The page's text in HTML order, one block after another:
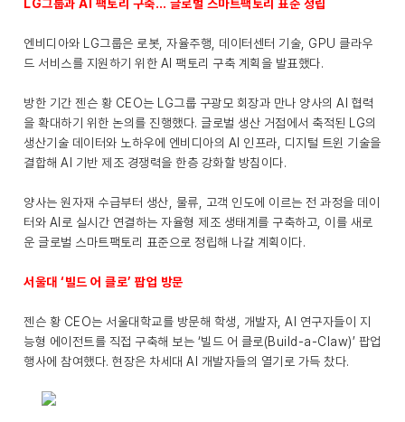
LG그룹과 AI 팩토리 구축… 글로벌 스마트팩토리 표준 정립
엔비디아와 LG그룹은 로봇, 자율주행, 데이터센터 기술, GPU 클라우
드 서비스를 지원하기 위한 AI 팩토리 구축 계획을 발표했다.
방한 기간 젠슨 황 CEO는 LG그룹 구광모 회장과 만나 양사의 AI 협력
을 확대하기 위한 논의를 진행했다. 글로벌 생산 거점에서 축적된 LG의
생산기술 데이터와 노하우에 엔비디아의 AI 인프라, 디지털 트윈 기술을
결합해 AI 기반 제조 경쟁력을 한층 강화할 방침이다.
양사는 원자재 수급부터 생산, 물류, 고객 인도에 이르는 전 과정을 데이
터와 AI로 실시간 연결하는 자율형 제조 생태계를 구축하고, 이를 새로
운 글로벌 스마트팩토리 표준으로 정립해 나갈 계획이다.
서울대 ‘빌드 어 클로’ 팝업 방문
젠슨 황 CEO는 서울대학교를 방문해 학생, 개발자, AI 연구자들이 지
능형 에이전트를 직접 구축해 보는 ‘빌드 어 클로(Build-a-Claw)’ 팝업
행사에 참여했다. 현장은 차세대 AI 개발자들의 열기로 가득 찼다.